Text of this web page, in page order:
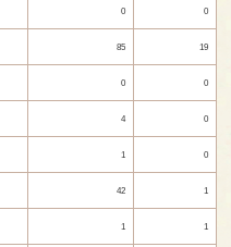
0 0
85 19
0 0
4 0
1 0
42 1
1 1